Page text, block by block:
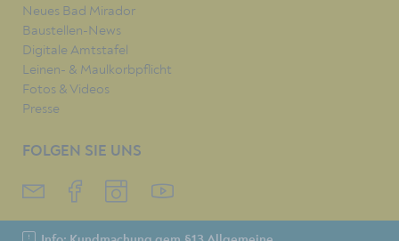
Neues Bad Mirador
Baustellen-News
Digitale Amtstafel
Leinen- & Maulkorbpflicht
Fotos & Videos
Presse
FOLGEN SIE UNS